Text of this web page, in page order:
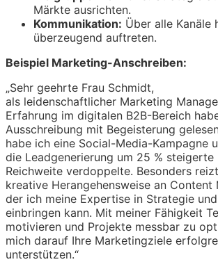
Märkte ausrichten.
Kommunikation: Über alle Kanäle
überzeugend auftreten.
Beispiel Marketing-Anschreiben:
„Sehr geehrte Frau Schmidt,
als leidenschaftlicher Marketing
Erfahrung im digitalen B2B-Bereich
Ausschreibung mit Begeisterung
habe ich eine Social-Media-Kampagne
die Leadgenerierung um 25 % steigerte
Reichweite verdoppelte. Besonders
kreative Herangehensweise an Content
der ich meine Expertise in Strategie
einbringen kann. Mit meiner Fähigkeit
motivieren und Projekte messbar zu
mich darauf Ihre Marketingziele
unterstützen.“